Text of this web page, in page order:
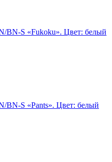
BN-S «Fukoku». Цвет: белый
BN-S «Pants». Цвет: белый